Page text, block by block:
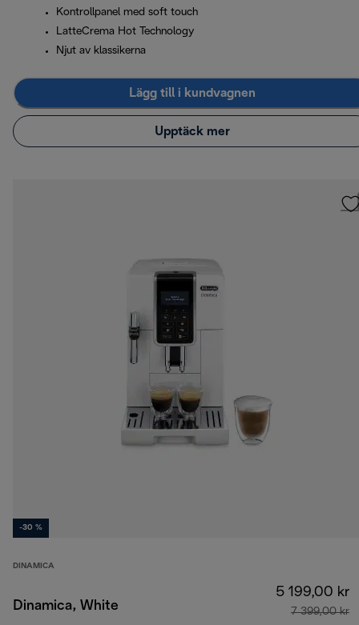
Kontrollpanel med soft touch
LatteCrema Hot Technology
Njut av klassikerna
Lägg till i kundvagnen
Upptäck mer
-30 %
DINAMICA
Dinamica, White
5 199,00 kr
7 399,00 kr